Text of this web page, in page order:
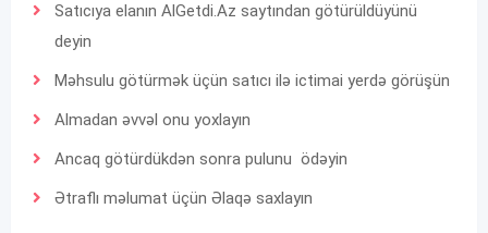
Satıcıya elanın AlGetdi.Az saytından götürüldüyünü
deyin
Məhsulu götürmək üçün satıcı ilə ictimai yerdə görüşün
Almadan əvvəl onu yoxlayın
Ancaq götürdükdən sonra pulunu ödəyin
Ətraflı məlumat üçün Əlaqə saxlayın